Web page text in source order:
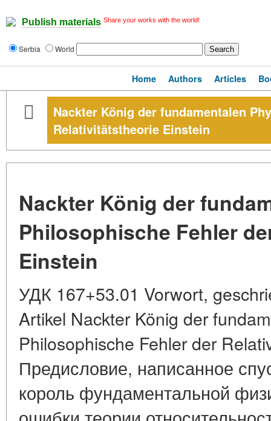
Publish materials Share your works with the world!
Serbia World
Home Authors Articles
Nackter König der fundamentalen
Relativitätstheorie Einstein
Nackter König der
Philosophische Fehler
Einstein
УДК 167+53.01 Vorwort,
Artikel Nackter König der
Philosophische Fehler der
Предисловие, написанное
король фундаментальной